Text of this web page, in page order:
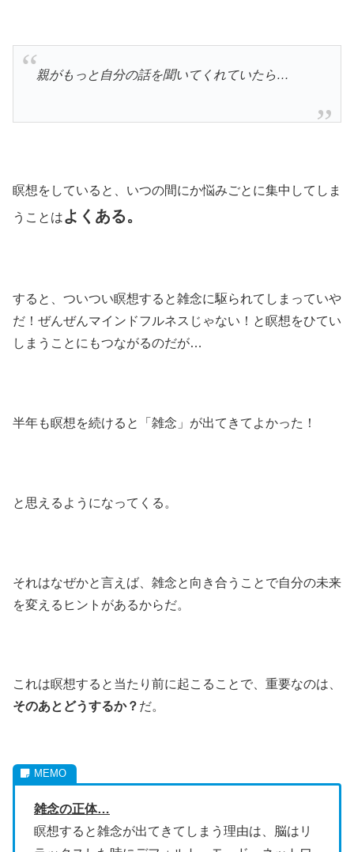
親がもっと自分の話を聞いてくれていたら…
瞑想をしていると、いつの間にか悩みごとに集中してしま
うことはよくある。
すると、ついつい瞑想すると雑念に駆られてしまっていや
だ！ぜんぜんマインドフルネスじゃない！と瞑想をひてい
しまうことにもつながるのだが…
半年も瞑想を続けると「雑念」が出てきてよかった！
と思えるようになってくる。
それはなぜかと言えば、雑念と向き合うことで自分の未来
を変えるヒントがあるからだ。
これは瞑想すると当たり前に起こることで、重要なのは、
そのあとどうするか？ だ。
雑念の正体…
瞑想すると雑念が出てきてしまう理由は、脳はリ